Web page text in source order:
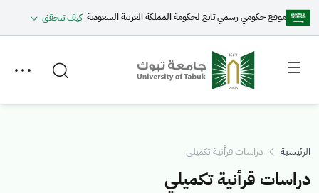
موقع حكومي رسمي تابع لحكومة المملكة العربية السعودية كيف تتحقق
Toggle
menu
Toggle
menu
الرئيسية دراسات قرأنية تكميلي
دراسات قرأنية تكميلي